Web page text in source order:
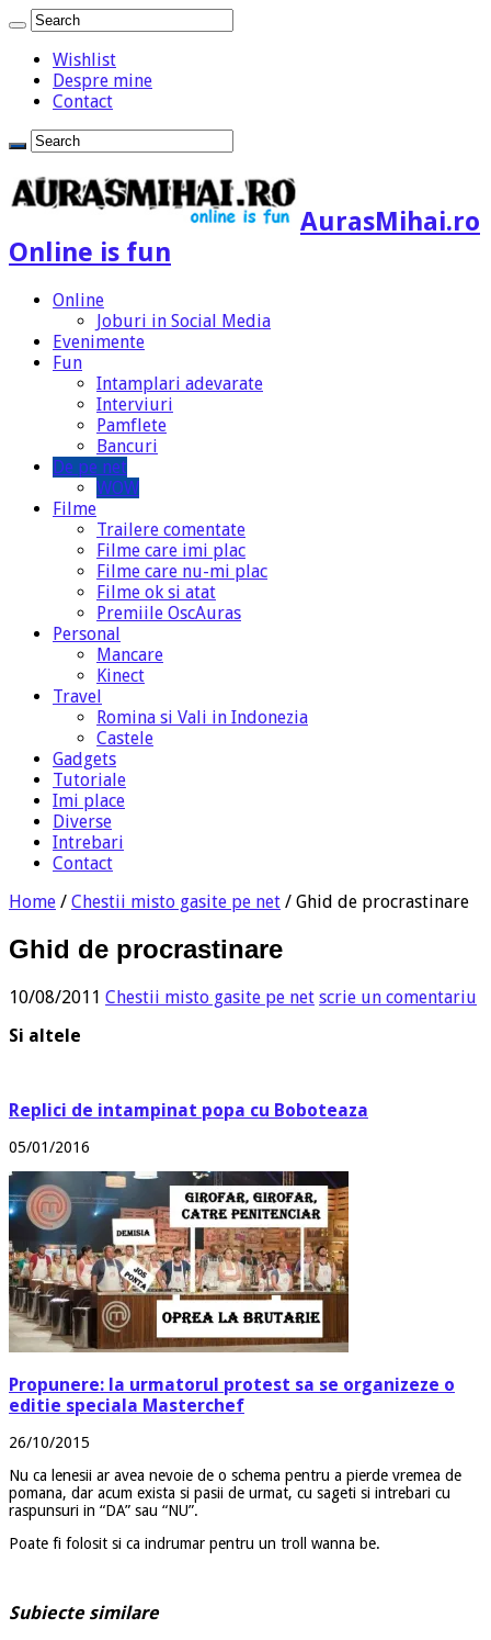
Wishlist
Despre mine
Contact
AurasMihai.ro
Online is fun
Online
Joburi in Social Media
Evenimente
Fun
Intamplari adevarate
Interviuri
Pamflete
Bancuri
De pe net
WOW
Filme
Trailere comentate
Filme care imi plac
Filme care nu-mi plac
Filme ok si atat
Premiile OscAuras
Personal
Mancare
Kinect
Travel
Romina si Vali in Indonezia
Castele
Gadgets
Tutoriale
Imi place
Diverse
Intrebari
Contact
Home / Chestii misto gasite pe net / Ghid de procrastinare
Ghid de procrastinare
10/08/2011 Chestii misto gasite pe net scrie un comentariu
Si altele
Replici de intampinat popa cu Boboteaza
05/01/2016
Propunere: la urmatorul protest sa se organizeze o
editie speciala Masterchef
26/10/2015
Nu ca lenesii ar avea nevoie de o schema pentru a pierde vremea de
pomana, dar acum exista si pasii de urmat, cu sageti si intrebari cu
raspunsuri in “DA” sau “NU”.
Poate fi folosit si ca indrumar pentru un troll wanna be.
Subiecte similare